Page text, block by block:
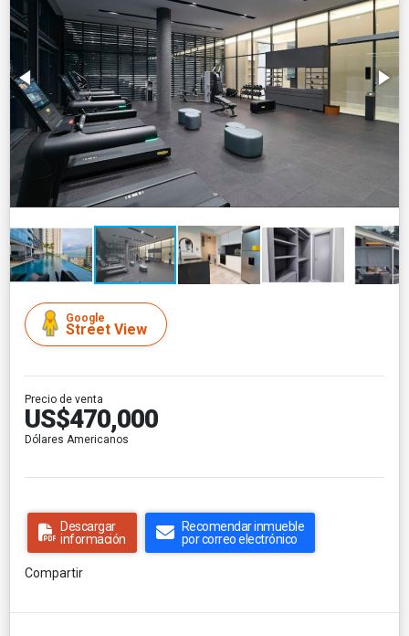
Google
Street View
Precio de venta
US$470,000
Dólares Americanos
Descargar
información
Recomendar inmueble
por correo electrónico
Compartir